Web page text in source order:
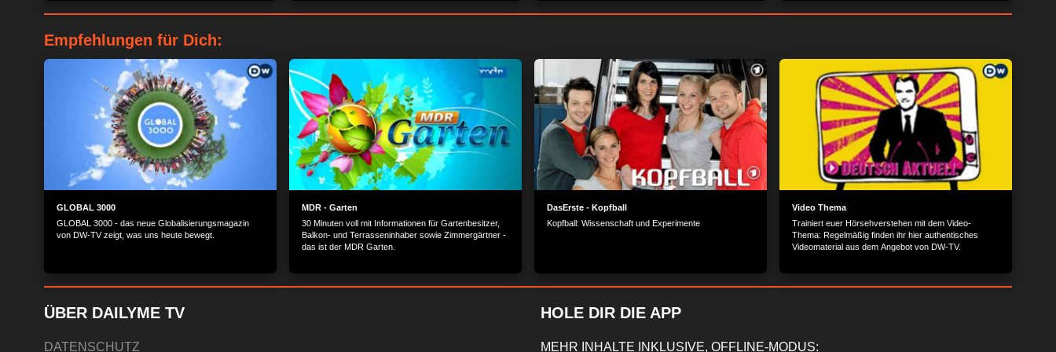
MEHR OPTIONEN ZUSTIMMEN
Empfehlungen für Dich:
GLOBAL 3000
GLOBAL 3000 - das neue Globalisierungsmagazin
von DW-TV zeigt, was uns heute bewegt.
MDR - Garten
30 Minuten voll mit Informationen für Gartenbesitzer,
Balkon- und Terrasseninhaber sowie Zimmergärtner -
das ist der MDR Garten.
DasErste - Kopfball
Kopfball: Wissenschaft und Experimente
Video Thema
Trainiert euer Hörsehverstehen mit dem Video-
Thema: Regelmäßig finden ihr hier authentisches
Videomaterial aus dem Angebot von DW-TV.
ÜBER DAILYME TV
DATENSCHUTZ
HOLE DIR DIE APP
MEHR INHALTE INKLUSIVE, OFFLINE-MODUS: